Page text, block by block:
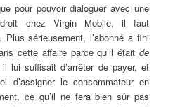
pour pouvoir dialoguer avec une
chez Virgin Mobile, il faut
sérieusement, l’abonné a fini
cette affaire parce qu’il était de
lui suffisait d’arrêter de payer, et
d’assigner le consommateur en
ce qu’il ne fera bien sûr pas